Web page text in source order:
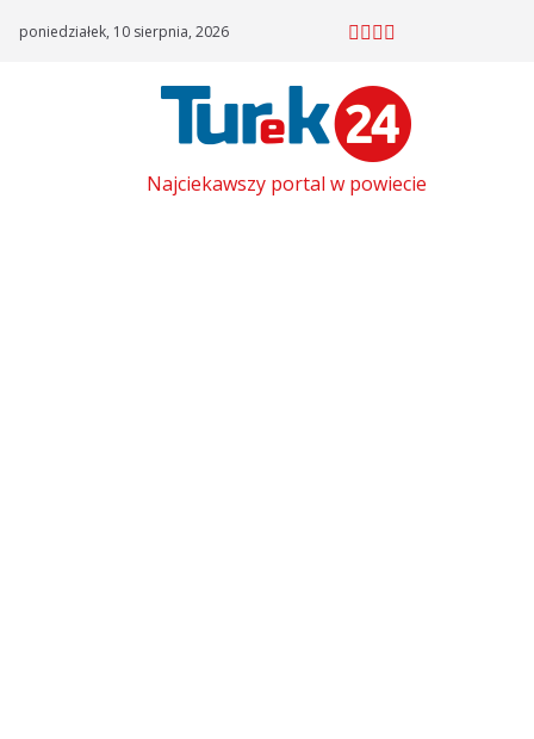
poniedziałek, 10 sierpnia, 2026
Najciekawszy portal w powiecie